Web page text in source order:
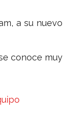
a su nuevo
conoce muy